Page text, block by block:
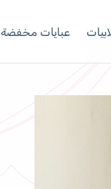
عبايات مخفضة